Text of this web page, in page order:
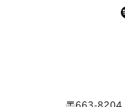
〒663-8204